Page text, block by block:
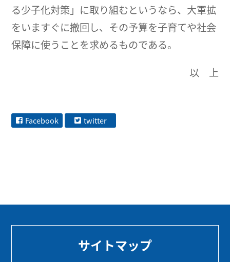
る少子化対策」に取り組むというなら、大軍拡
をいますぐに撤回し、その予算を子育てや社会
保障に使うことを求めるものである。
以 上
Facebook twitter
サイトマップ